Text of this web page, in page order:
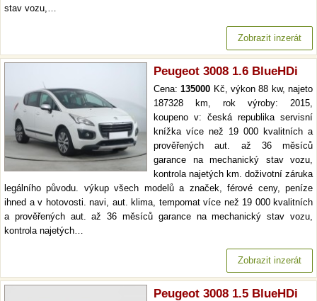
stav vozu,…
Zobrazit inzerát
Peugeot 3008 1.6 BlueHDi
Cena:135000 Kč, výkon 88 kw, najeto
187328 km, rok výroby: 2015,
koupeno v: česká republika servisní
knížka více než 19 000 kvalitních a
prověřených aut. až 36 měsíců
garance na mechanický stav vozu,
kontrola najetých km. doživotní záruka
legálního původu. výkup všech modelů a značek, férové ceny, peníze
ihned a v hotovosti. navi, aut. klima, tempomat více než 19 000 kvalitních
a prověřených aut. až 36 měsíců garance na mechanický stav vozu,
kontrola najetých…
Zobrazit inzerát
Peugeot 3008 1.5 BlueHDi